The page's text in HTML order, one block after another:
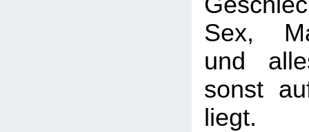
Sex,
und
sonst
liegt.